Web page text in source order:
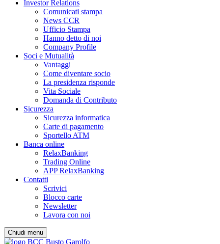
Investor Relations
Comunicati stampa
News CCR
Ufficio Stampa
Hanno detto di noi
Company Profile
Soci e Mutualità
Vantaggi
Come diventare socio
La presidenza risponde
Vita Sociale
Domanda di Contributo
Sicurezza
Sicurezza informatica
Carte di pagamento
Sportello ATM
Banca online
RelaxBanking
Trading Online
APP RelaxBanking
Contatti
Scrivici
Blocco carte
Newsletter
Lavora con noi
Chiudi menu